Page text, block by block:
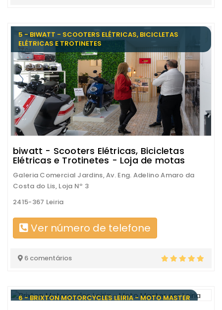
5 - BIWATT - SCOOTERS ELÉTRICAS, BICICLETAS
ELÉTRICAS E TROTINETES
biwatt - Scooters Elétricas, Bicicletas
Elétricas e Trotinetes - Loja de motas
Galeria Comercial Jardins, Av. Eng. Adelino Amaro da
Costa do Lis, Loja Nº 3
2415-367 Leiria
Ver número de telefone
6 comentários
6 - BRIXTON MOTORCYCLES LEIRIA - MOTO MASTER